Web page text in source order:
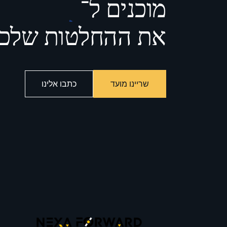
מוכנים ל־
לעקוב
את ההחלטות
שריינו מועד כתבו אלינו